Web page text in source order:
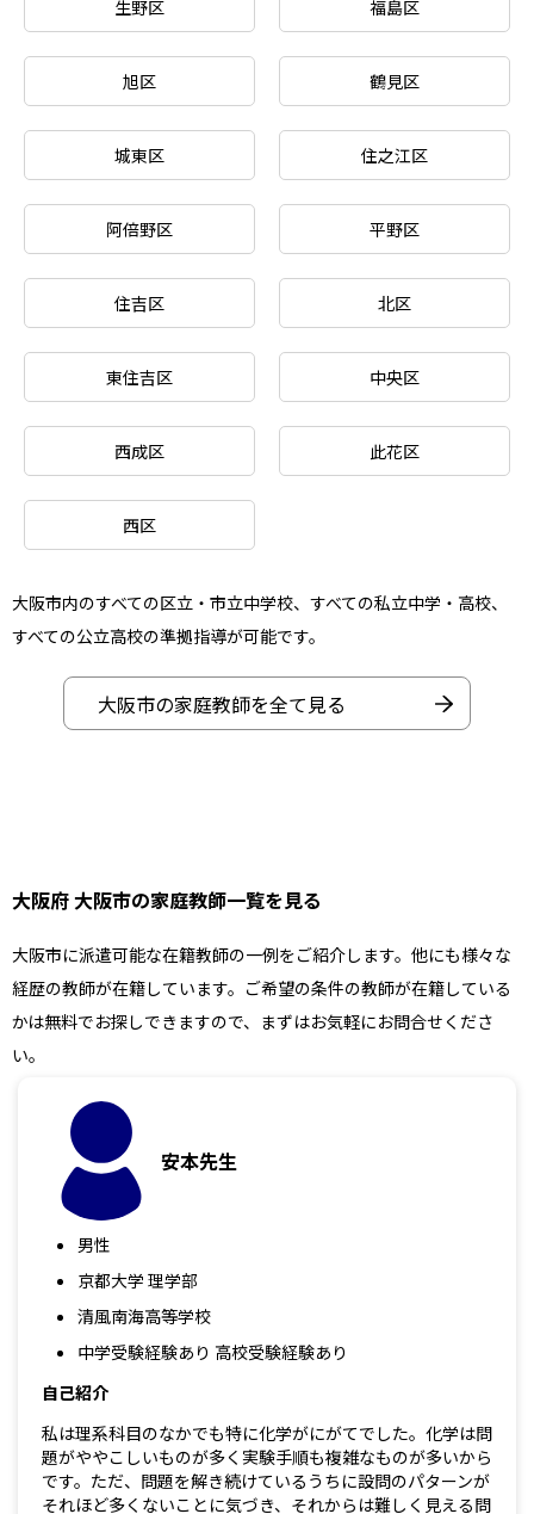
生野区 福島区
旭区 鶴見区
城東区 住之江区
阿倍野区 平野区
住吉区 北区
東住吉区 中央区
西成区 此花区
西区
大阪市内のすべての区立・市立中学校、すべての私立中学・高校、
すべての公立高校の準拠指導が可能です。
大阪市の家庭教師を全て見る
大阪府 大阪市の家庭教師一覧を見る
大阪市に派遣可能な在籍教師の一例をご紹介します。他にも様々な
経歴の教師が在籍しています。ご希望の条件の教師が在籍している
かは無料でお探しできますので、まずはお気軽にお問合せくださ
い。
安本先生
男性
京都大学 理学部
清風南海高等学校
中学受験経験あり 高校受験経験あり
自己紹介
私は理系科目のなかでも特に化学がにがてでした。化学は問
題がややこしいものが多く実験手順も複雑なものが多いから
です。ただ、問題を解き続けているうちに設問のパターンが
それほど多くないことに気づき、それからは難しく見える問